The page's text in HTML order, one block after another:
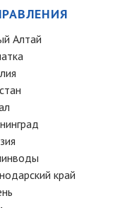
Алтай
край